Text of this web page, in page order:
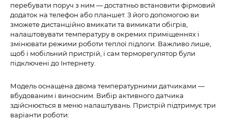
перебувати поруч з ним — достатньо встановити фірмовий
додаток на телефон або планшет. З його допомогою ви
зможете дистанційно вмикати та вимикати обігрів,
налаштовувати температуру в окремих приміщеннях і
змінювати режими роботи теплої підлоги. Важливо лише,
щоб і мобільний пристрій, і сам терморегулятор були
підключені до Інтернету.
Модель оснащена двома температурними датчиками —
вбудованим і виносним. Вибір активного датчика
здійснюється в меню налаштувань. Пристрій підтримує три
варіанти роботи: